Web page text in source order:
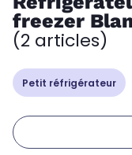
freezer
(2 articles)
Petit réfrigérateur